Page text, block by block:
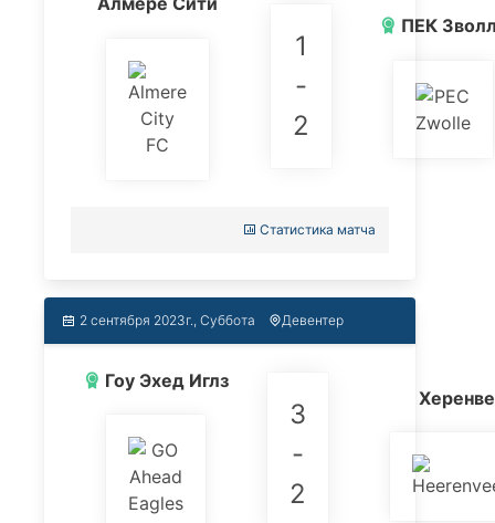
1
-
2
ПЕК
Статистика матча
2 сентября 2023г., Суббота Девентер
Гоу Эхед Иглз
3
-
2